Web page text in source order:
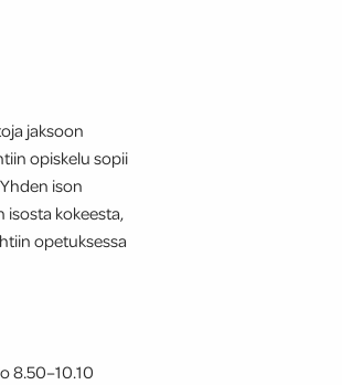
jaksoon
opiskelu sopii
ison
isosta kokeesta,
opetuksessa
8.50–10.10